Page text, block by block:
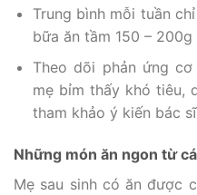
Trung bình mỗi tuần
bữa ăn tầm 150 – 200g
Theo dõi phản ứng
mẹ bỉm thấy khó tiêu,
tham khảo ý kiến bác
Những món ăn ngon từ
Mẹ sau sinh có ăn được